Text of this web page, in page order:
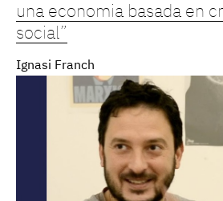
una economia basada en
social”
Ignasi Franch